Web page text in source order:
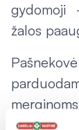
gydomoji
žalos